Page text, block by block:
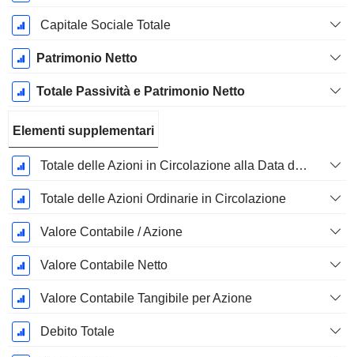
Capitale Sociale Totale
Patrimonio Netto
Totale Passività e Patrimonio Netto
Elementi supplementari
Totale delle Azioni in Circolazione alla Data di Deposito
Totale delle Azioni Ordinarie in Circolazione
Valore Contabile / Azione
Valore Contabile Netto
Valore Contabile Tangibile per Azione
Debito Totale